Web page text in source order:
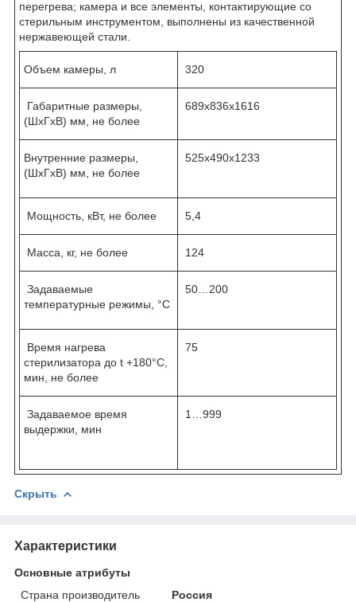
перегрева; камера и все элементы, контактирующие со
стерильным инструментом, выполнены из качественной
нержавеющей стали.
Объем камеры, л 320
Габаритные размеры,
(ШхГхВ) мм, не более
689х836х1616
Внутренние размеры,
(ШхГхВ) мм, не более
525х490х1233
Мощность, кВт, не более 5,4
Масса, кг, не более 124
Задаваемые
температурные режимы, °С
50…200
Время нагрева
стерилизатора до t +180°С,
мин, не более
75
Задаваемое время
выдержки, мин
1…999
Скрыть
Характеристики
Основные атрибуты
Страна производитель
Россия